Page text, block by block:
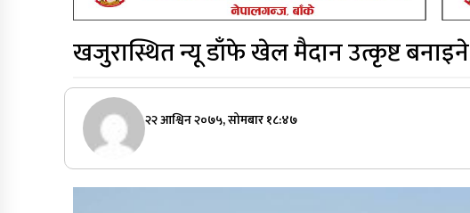
खजुरास्थित न्यू डाँफे खेल मैदान उत्कृष्ट बनाइने
२२ आश्विन २०७५, सोमबार १८:४७